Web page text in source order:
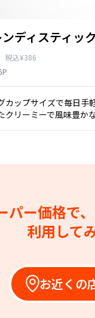
ディスティッ
税込¥386
カップサイズで毎日手
クリーミーで風味豊か
パー価格で
利用して
お近くの